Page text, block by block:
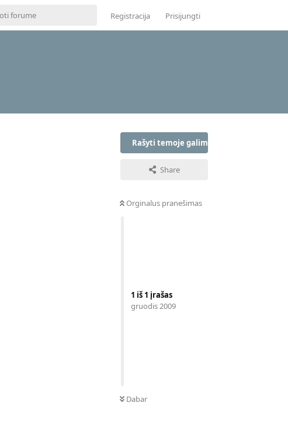
Registracija Prisijungti
Rašyti temoje galima tik prisijungus
Share
Orginalus pranešimas
1 iš 1 įrašas
gruodis 2009
Dabar